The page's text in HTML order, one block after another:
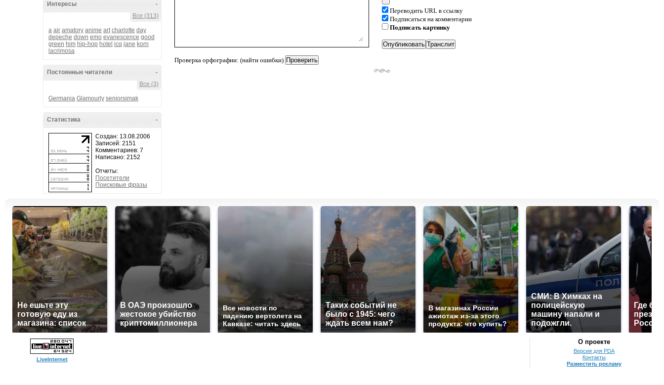
-
Интересы
Все (313)
a air amatory anime art charlotte day
depeche down emo evanescence good
green him hip-hop hotel icq jane korn
lacrimosa
-
Постоянные читатели
Все (3)
Germania Glamourly seniorsimak
-
Статистика
Создан: 13.08.2006
Записей: 2151
Комментариев: 7
Написано: 2152
Отчеты:
Посетители
Поисковые фразы
Проверка орфографии: (найти ошибки)
Переводить URL в ссылку
Подписаться на комментарии
Подписать картинку
Не ешьте эту
готовую еду из
магазина: список
В ОАЭ произошло
жестокое убийство
криптомиллионера
Все новости по
падению вертолета на
Кавказе: читать здесь
Таких событий не
было с 1945: чего
ждать всем нам?
В магазинах России
ажиотаж из-за этого
продукта: что купить?
СМИ: В Химках на
полицейскую
машину напали и
подожгли.
Где
LiveInternet
О проекте
Версия для PDA
Контакты
Разместить рекламу